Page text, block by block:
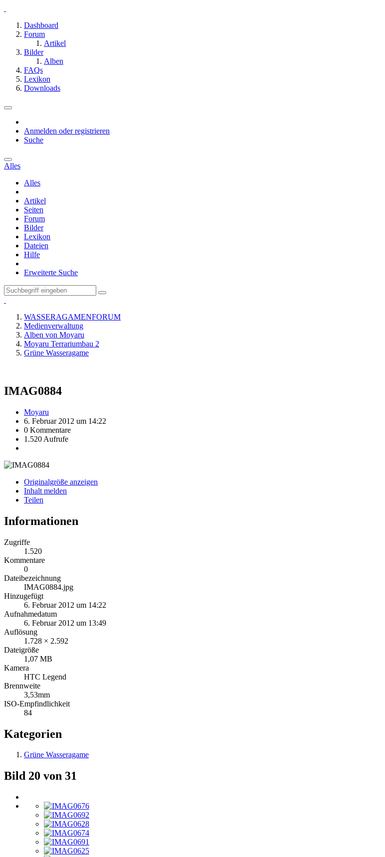
Dashboard
Forum
Artikel
Bilder
Alben
FAQs
Lexikon
Downloads
Anmelden oder registrieren
Suche
Alles
Alles
Artikel
Seiten
Forum
Bilder
Lexikon
Dateien
Hilfe
Erweiterte Suche
WASSERAGAMENFORUM
Medienverwaltung
Alben von Moyaru
Moyaru Terrariumbau 2
Grüne Wasseragame
IMAG0884
Moyaru
6. Februar 2012 um 14:22
0 Kommentare
1.520 Aufrufe
Originalgröße anzeigen
Inhalt melden
Teilen
Informationen
Zugriffe
1.520
Kommentare
0
Dateibezeichnung
IMAG0884.jpg
Hinzugefügt
6. Februar 2012 um 14:22
Aufnahmedatum
6. Februar 2012 um 13:49
Auflösung
1.728 × 2.592
Dateigröße
1,07 MB
Kamera
HTC Legend
Brennweite
3,53mm
ISO-Empfindlichkeit
84
Kategorien
Grüne Wasseragame
Bild 20 von 31